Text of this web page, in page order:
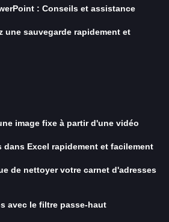
: Conseils et assistance
une sauvegarde rapidement et
image fixe à partir d'une vidéo
dans Excel rapidement et facilement
de nettoyer votre carnet d'adresses
avec le filtre passe-haut